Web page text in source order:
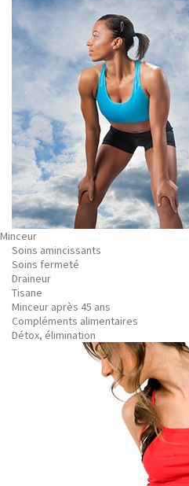
Minceur
Soins amincissants
Soins fermeté
Draineur
Tisane
Minceur après 45 ans
Compléments alimentaires
Détox, élimination